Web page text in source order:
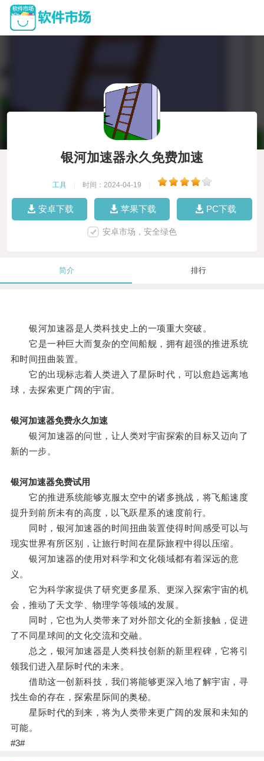
银河加速器永久免费加速
工具 时间：2024-04-19
安卓下载 苹果下载 PC下载
安卓市场，安全绿色
简介 排行
银河加速器是人类科技史上的一项重大突破。
它是一种巨大而复杂的空间船舰，拥有超强的推进系统
和时间扭曲装置。
它的出现标志着人类进入了星际时代，可以愈趋远离地
球，去探索更广阔的宇宙。
银河加速器免费永久加速
银河加速器的问世，让人类对宇宙探索的目标又迈向了
新的一步。
银河加速器免费试用
它的推进系统能够克服太空中的诸多挑战，将飞船速度
提升到前所未有的高度，以飞跃星系的速度前行。
同时，银河加速器的时间扭曲装置使得时间感受可以与
现实世界有所区别，让旅行时间在星际旅程中得以压缩。
银河加速器的使用对科学和文化领域都有着深远的意
义。
它为科学家提供了研究更多星系、更深入探索宇宙的机
会，推动了天文学、物理学等领域的发展。
同时，它也为人类带来了对外部文化的全新接触，促进
了不同星球间的文化交流和交融。
总之，银河加速器是人类科技创新的新里程碑，它将引
领我们进入星际时代的未来。
借助这一创新科技，我们将能够更深入地了解宇宙，寻
找生命的存在，探索星际间的奥秘。
星际时代的到来，将为人类带来更广阔的发展和未知的
可能。
#3#